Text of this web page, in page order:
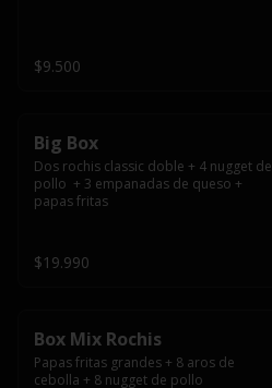
$9.500
Big Box
Dos rochis classic doble + 4 nugget de
pollo  + 3 empanadas de queso +
papas fritas
$19.990
Box Mix Rochis
Papas fritas grandes + 8 aros de
cebolla + 8 nugget de pollo